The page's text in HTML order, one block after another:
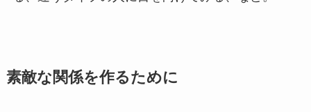
素敵な関係を作るために